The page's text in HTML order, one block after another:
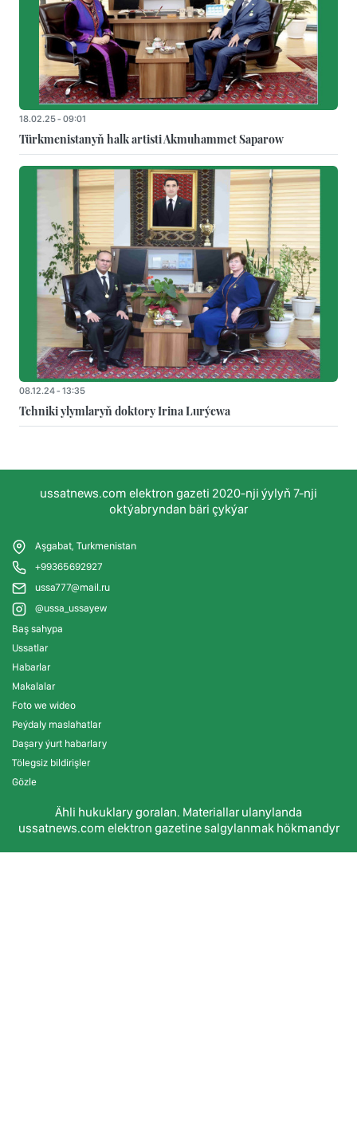
18.02.25 - 09:01
Türkmenistanyň halk artisti Akmuhammet Saparow
08.12.24 - 13:35
Tehniki ylymlaryň doktory Irina Lurýewa
ussatnews.com elektron gazeti 2020-nji ýylyň 7-nji
oktýabryndan bäri çykýar
Aşgabat, Turkmenistan
+99365692927
ussa777@mail.ru
@ussa_ussayew
Baş sahypa
Ussatlar
Habarlar
Makalalar
Foto we wideo
Peýdaly maslahatlar
Daşary ýurt habarlary
Tölegsiz bildirişler
Gözle
Ähli hukuklary goralan. Materiallar ulanylanda
ussatnews.com elektron gazetine salgylanmak hökmandyr